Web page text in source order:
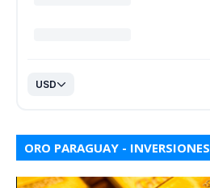
ORO PARAGUAY - INVERSIONES